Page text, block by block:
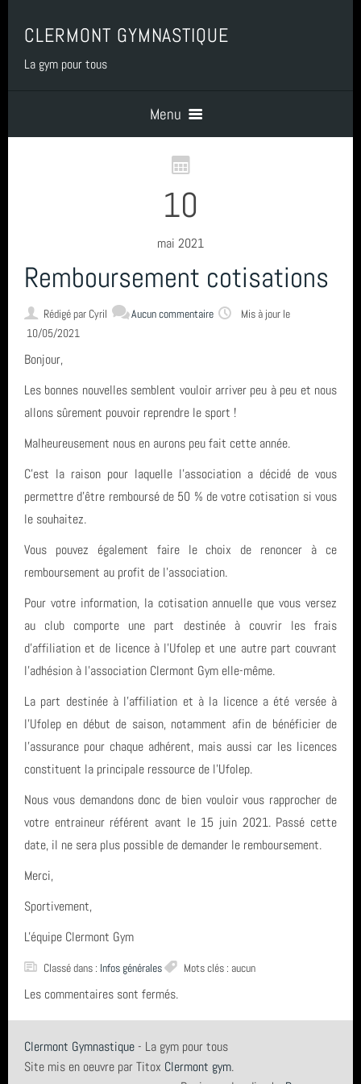
CLERMONT GYMNASTIQUE
La gym pour tous
Menu
Accueil
BENEVOLAT
CONTACT & LIENS UTILES
Infos générales (24)
Derniers articles
FETE DE LA GYM 2026
FINALE NATIONALE UFOLEP 2026
Gymnastique Rythmique - Nos équipes en compétition
Assemblée Générale
Inscriptions saison 2025-2026
Mots clés
GRS
Clermont-Ferrand
vidéo
Archives
juin 2026 (2)
avril 2026 (1)
année 2023 (3)
année 2022 (6)
Fil des articles
10
mai 2021
Remboursement cotisations
Rédigé par Cyril Aucun commentaire
Mis à jour le
10/05/2021
Bonjour,
Les bonnes nouvelles semblent vouloir arriver peu à peu et nous
allons sûrement pouvoir reprendre le sport !
Malheureusement nous en aurons peu fait cette année.
C’est la raison pour laquelle l’association a décidé de vous
permettre d’être remboursé de 50 % de votre cotisation si vous
le souhaitez.
Vous pouvez également faire le choix de renoncer à ce
remboursement au profit de l’association.
Pour votre information, la cotisation annuelle que vous versez
au club comporte une part destinée à couvrir les frais
d'affiliation et de licence à l'Ufolep et une autre part couvrant
l'adhésion à l'association Clermont Gym elle-même.
La part destinée à l’affiliation et à la licence a été versée à
l’Ufolep en début de saison, notamment afin de bénéficier de
l’assurance pour chaque adhérent, mais aussi car les licences
constituent la principale ressource de l’Ufolep.
Nous vous demandons donc de bien vouloir vous rapprocher de
votre entraineur référent avant le 15 juin 2021. Passé cette
date, il ne sera plus possible de demander le remboursement.
Merci,
Sportivement,
L'équipe Clermont Gym
Classé dans : Infos générales Mots clés : aucun
Les commentaires sont fermés.
Clermont Gymnastique- La gym pour tous
Site mis en oeuvre par Titox Clermont gym.